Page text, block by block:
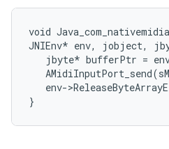
void
JNIEnv* env, jobject,
jbyte* bufferPtr =
env-